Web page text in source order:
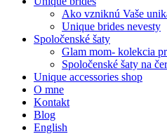
Ako vzniknú Vaše
Unique brides nevesty
Spoločenské šaty
Glam mom- kolekcia
Spoločenské šaty na
Unique accessories shop
O mne
Kontakt
Blog
English